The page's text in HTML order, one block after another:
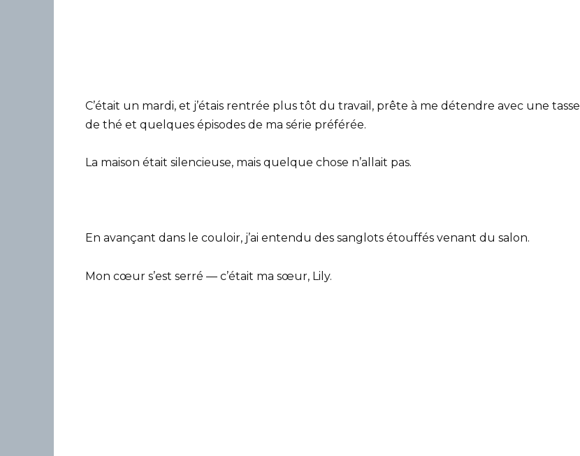
C’était un mardi, et j’étais rentrée plus tôt du travail, prête à me détendre avec une tasse
de thé et quelques épisodes de ma série préférée.
La maison était silencieuse, mais quelque chose n’allait pas.
En avançant dans le couloir, j’ai entendu des sanglots étouffés venant du salon.
Mon cœur s’est serré — c’était ma sœur, Lily.